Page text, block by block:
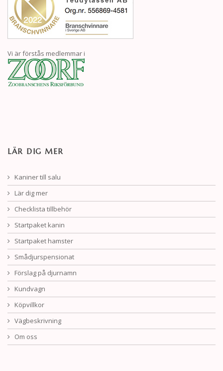
Vi är förstås medlemmar i
LÄR DIG MER
Kaniner till salu
Lär dig mer
Checklista tillbehör
Startpaket kanin
Startpaket hamster
Smådjurspensionat
Förslag på djurnamn
Kundvagn
Köpvillkor
Vägbeskrivning
Om oss